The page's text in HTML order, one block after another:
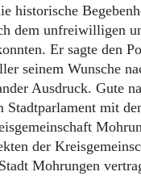
historische
dem unfreiwilligen
Er sagte den
seinem Wunsche
Ausdruck. Gute
mit
der
Mohrungen